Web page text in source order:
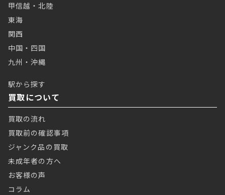
甲信越・北陸
東海
関西
中国・四国
九州・沖縄
駅から探す
買取について
買取の流れ
買取前の確認事項
ジャンク品の買取
未成年者の方へ
お客様の声
コラム